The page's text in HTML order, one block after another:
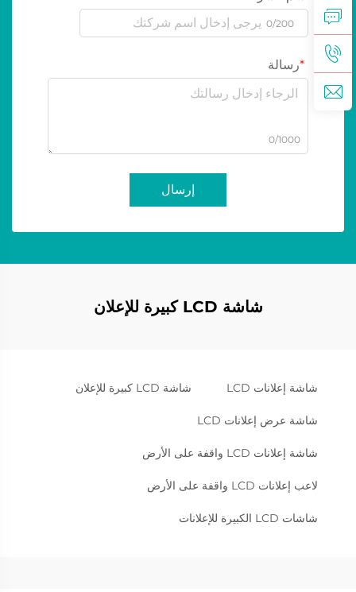
0/200
رسالة
0/1000
إرسال
شاشة LCD كبيرة للإعلان
شاشة إعلانات LCD شاشة LCD كبيرة للإعلان
شاشة عرض إعلانات LCD
شاشة إعلانات LCD واقفة على الأرض
لاعب إعلانات LCD واقفة على الأرض
شاشات LCD الكبيرة للإعلانات